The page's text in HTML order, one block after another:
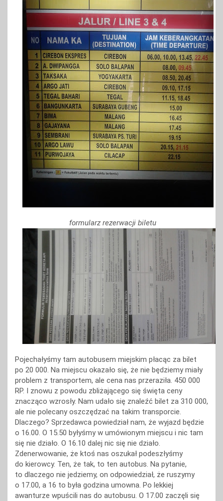
formularz rezerwacji biletu
Pojechałyśmy tam autobusem miejskim płacąc za bilet
po 20 000. Na miejscu okazało się, że nie będziemy miały
problem z transportem, ale cena nas przeraziła. 450 000
RP. I znowu z powodu zbliżającego się święta ceny
znacząco wzrosły. Nam udało się znaleźć bilet za 310 000,
ale nie polecany oszczędzać na takim transporcie.
Dlaczego? Sprzedawca powiedział nam, że wyjazd będzie
o 16.00. O 15.50 byłyśmy w umówionym miejscu i nic tam
się nie działo. O 16.10 dalej nic się nie działo.
Zdenerwowanie, że ktoś nas oszukał podeszłyśmy
do kierowcy. Ten, że tak, to ten autobus. Na pytanie,
to dlaczego nie jedziemy, on odpowiedział, że ruszymy
o 17.00, a 16 to była godzina umowna. Po lekkiej
awanturze wpuścili nas do autobusu. O 17.00 zaczęli się